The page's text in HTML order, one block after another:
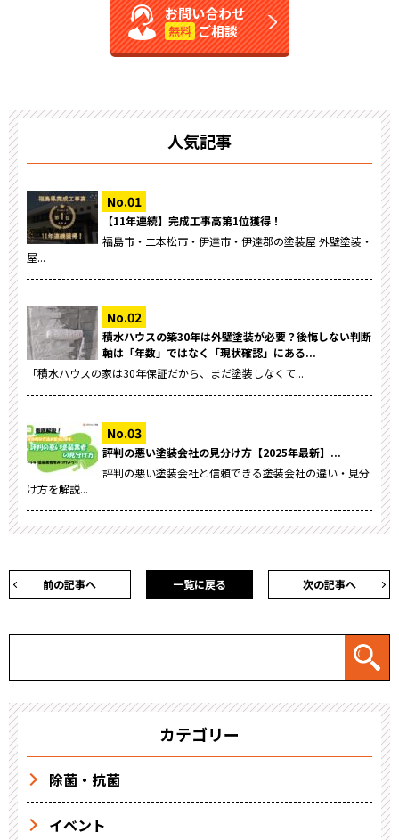
お問い合わせ
無料 ご相談
人気記事
【11年連続】完成工事高第1位獲得！
福島市・二本松市・伊達市・伊達郡の塗装屋 外壁塗装・
屋...
積水ハウスの築30年は外壁塗装が必要？後悔しない判断
軸は「年数」ではなく「現状確認」にある...
「積水ハウスの家は30年保証だから、まだ塗装しなくて...
評判の悪い塗装会社の見分け方【2025年最新】...
評判の悪い塗装会社と信頼できる塗装会社の違い・見分
け方を解説...
前の記事へ 次の記事へ
一覧に戻る
カテゴリー
除菌・抗菌
イベント